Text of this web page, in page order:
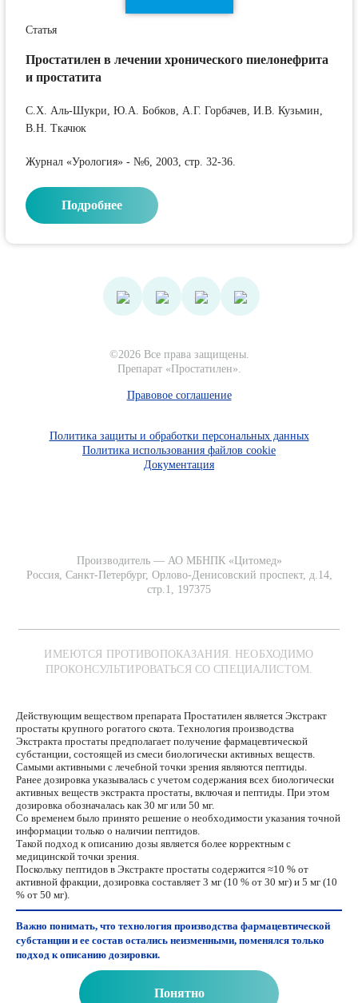
Статья
Простатилен в лечении хронического пиелонефрита
и простатита
С.Х. Аль-Шукри, Ю.А. Бобков, А.Г. Горбачев, И.В. Кузьмин,
В.Н. Ткачюк
Журнал «Урология» - №6, 2003, стр. 32-36.
Подробнее
©2026 Все права защищены.
Препарат «Простатилен».
Правовое соглашение
Политика защиты и обработки персональных данных
Политика использования файлов cookie
Документация
Производитель — АО МБНПК «Цитомед»
Россия, Санкт-Петербург, Орлово-Денисовский проспект, д.14,
стр.1, 197375
ИМЕЮТСЯ ПРОТИВОПОКАЗАНИЯ. НЕОБХОДИМО
ПРОКОНСУЛЬТИРОВАТЬСЯ СО СПЕЦИАЛИСТОМ.
Действующим веществом препарата Простатилен является Экстракт
простаты крупного рогатого скота. Технология производства
Экстракта простаты предполагает получение фармацевтической
субстанции, состоящей из смеси биологически активных веществ.
Самыми активными с лечебной точки зрения являются пептиды.
Ранее дозировка указывалась с учетом содержания всех биологически
активных веществ экстракта простаты, включая и пептиды. При этом
дозировка обозначалась как 30 мг или 50 мг.
Со временем было принято решение о необходимости указания точной
информации только о наличии пептидов.
Такой подход к описанию дозы является более корректным с
медицинской точки зрения.
Поскольку пептидов в Экстракте простаты содержится ≈10 % от
активной фракции, дозировка составляет 3 мг (10 % от 30 мг) и 5 мг (10
% от 50 мг).
Важно понимать, что технология производства фармацевтической
субстанции и ее состав остались неизменными, поменялся только
подход к описанию дозировки.
Понятно